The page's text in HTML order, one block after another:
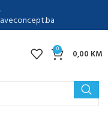
0 0,00 KM